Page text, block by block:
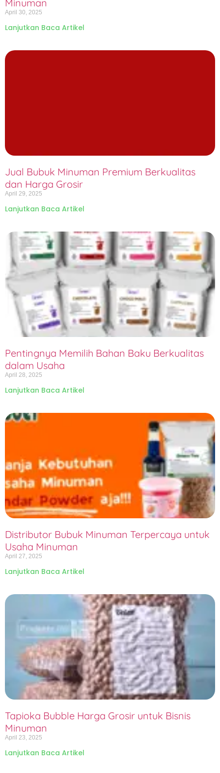
Minuman
April 30, 2025
Lanjutkan Baca Artikel
Jual Bubuk Minuman Premium Berkualitas
dan Harga Grosir
April 29, 2025
Lanjutkan Baca Artikel
Pentingnya Memilih Bahan Baku Berkualitas
dalam Usaha
April 28, 2025
Lanjutkan Baca Artikel
Distributor Bubuk Minuman Terpercaya untuk
Usaha Minuman
April 27, 2025
Lanjutkan Baca Artikel
Tapioka Bubble Harga Grosir untuk Bisnis
Minuman
April 23, 2025
Lanjutkan Baca Artikel